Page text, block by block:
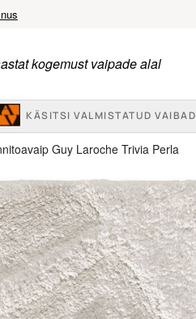
kogemust vaipade alal
KÄSITSI VALMISTATUD VAIBAD
Guy Laroche Trivia Perla